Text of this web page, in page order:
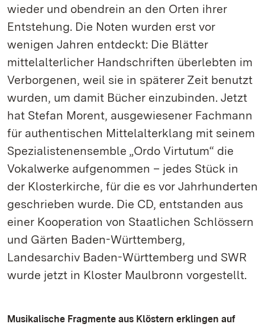
wieder und obendrein an den Orten ihrer
Entstehung. Die Noten wurden erst vor
wenigen Jahren entdeckt: Die Blätter
mittelalterlicher Handschriften überlebten im
Verborgenen, weil sie in späterer Zeit benutzt
wurden, um damit Bücher einzubinden. Jetzt
hat Stefan Morent, ausgewiesener Fachmann
für authentischen Mittelalterklang mit seinem
Spezialistenensemble „Ordo Virtutum“ die
Vokalwerke aufgenommen – jedes Stück in
der Klosterkirche, für die es vor Jahrhunderten
geschrieben wurde. Die CD, entstanden aus
einer Kooperation von Staatlichen Schlössern
und Gärten Baden-Württemberg,
Landesarchiv Baden-Württemberg und SWR
wurde jetzt in Kloster Maulbronn vorgestellt.
Musikalische Fragmente aus Klöstern erklingen auf